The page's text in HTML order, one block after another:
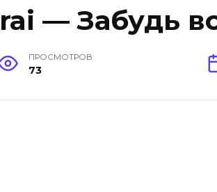
— Забудь
ПРОСМОТРОВ
73